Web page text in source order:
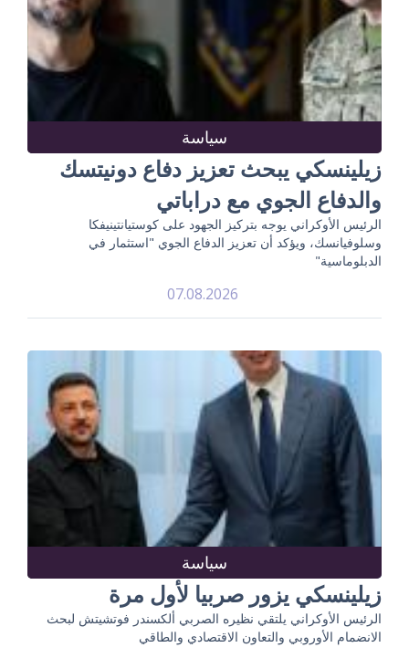
سياسة
زيلينسكي يبحث تعزيز دفاع دونيتسك
والدفاع الجوي مع دراباتي
الرئيس الأوكراني يوجه بتركيز الجهود على كوستيانتينيفكا
وسلوفيانسك، ويؤكد أن تعزيز الدفاع الجوي "استثمار في
الدبلوماسية"
07.08.2026
سياسة
زيلينسكي يزور صربيا لأول مرة
الرئيس الأوكراني يلتقي نظيره الصربي ألكسندر فوتشيتش لبحث
الانضمام الأوروبي والتعاون الاقتصادي والطاقي